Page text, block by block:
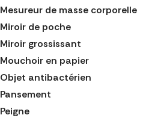
Mesureur de masse corporelle
Miroir de poche
Miroir grossissant
Mouchoir en papier
Objet antibactérien
Pansement
Peigne